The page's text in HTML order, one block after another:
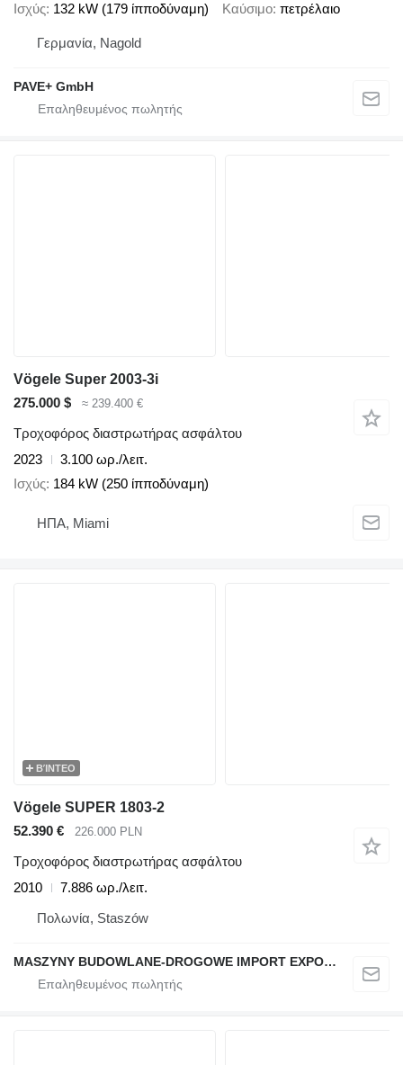
Ισχύς 132 kW (179 ίπποδύναμη) Καύσιμο πετρέλαιο
Γερμανία, Nagold
PAVE+ GmbH
Vögele Super 2003-3i
275.000 $
≈ 239.400 €
Τροχοφόρος διαστρωτήρας ασφάλτου
2023
3.100 ωρ./λειτ.
Ισχύς 184 kW (250 ίπποδύναμη)
ΗΠΑ, Miami
ΒΊΝΤΕΟ
Vögele SUPER 1803-2
52.390 €
226.000 PLN
Τροχοφόρος διαστρωτήρας ασφάλτου
2010
7.886 ωρ./λειτ.
Πολωνία, Staszów
MASZYNY BUDOWLANE-DROGOWE IMPORT EXPORT